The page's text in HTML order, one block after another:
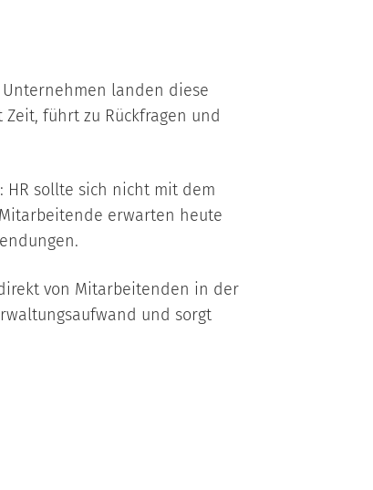
landen diese
Zeit, führt zu Rückfragen und
sollte sich nicht mit dem
erwarten heute
von Mitarbeitenden in der
und sorgt